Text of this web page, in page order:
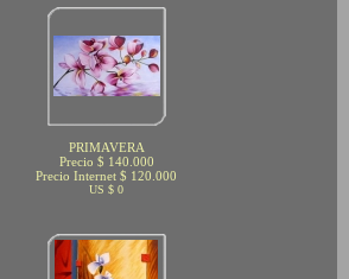
PRIMAVERA
Precio $ 140.000
Precio Internet $ 120.000
US $ 0